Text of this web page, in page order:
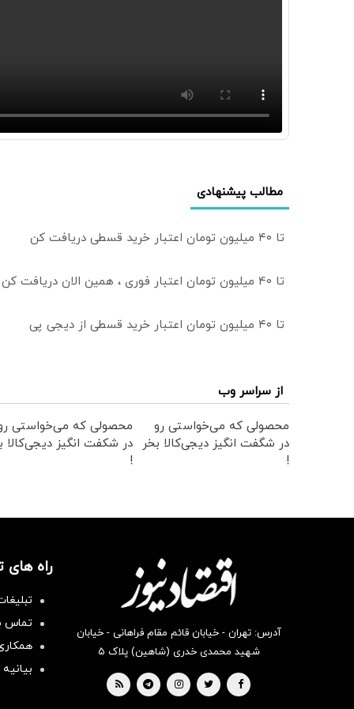
مطالب پیشنهادی
تا ۴۰ میلیون تومان اعتبار خرید قسطی دریافت کن
تا 40 میلیون تومان اعتبار فوری ، همین الان دریافت کن
تا ۴۰ میلیون تومان اعتبار خرید قسطی از دیجی پی
از سراسر وب
محصولی که می‌خواستی رو
در شگفت انگیز دیجی‌کالا بخر
!
محصولی که می‌خواستی
در شکفت انگیز دیجی‌کالا
!
آدرس: تهران - خیابان قائم مقام فراهانی - خیابان
شهید محمدی خدری (شاهین) پلاک ۵
راه
تماس